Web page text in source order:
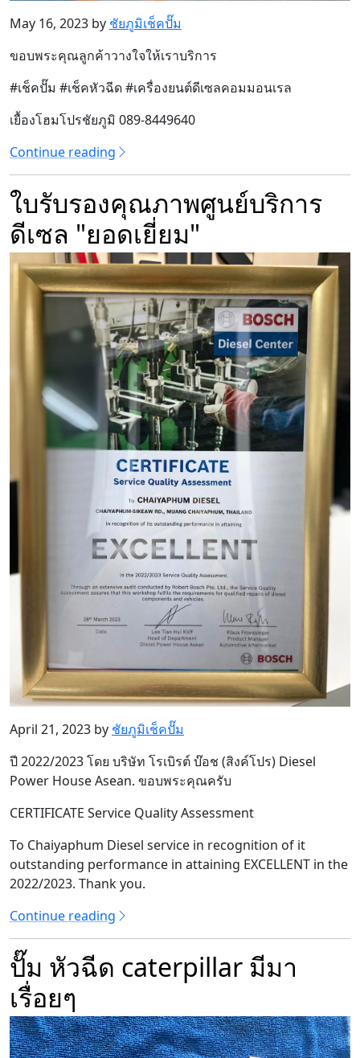
May 16, 2023 by ชัยภูมิเช็คปั๊ม
ขอบพระคุณลูกค้าวางใจให้เราบริการ
#เช็คปั๊ม #เช็คหัวฉีด #เครื่องยนต์ดีเซลคอมมอนเรล
เยื้องโฮมโปรชัยภูมิ 089-8449640
Continue reading
ใบรับรองคุณภาพศูนย์บริการ
ดีเซล "ยอดเยี่ยม"
April 21, 2023 by ชัยภูมิเช็คปั๊ม
ปี 2022/2023 โดย บริษัท โรเบิรต์ บ๊อช (สิงค์โปร) Diesel
Power House Asean. ขอบพระคุณครับ
CERTIFICATE Service Quality Assessment
To Chaiyaphum Diesel service in recognition of it
outstanding performance in attaining EXCELLENT in the
2022/2023. Thank you.
Continue reading
ปั๊ม หัวฉีด caterpillar มีมา
เรื่อยๆ